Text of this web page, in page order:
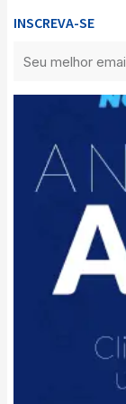
INSCREVA-SE